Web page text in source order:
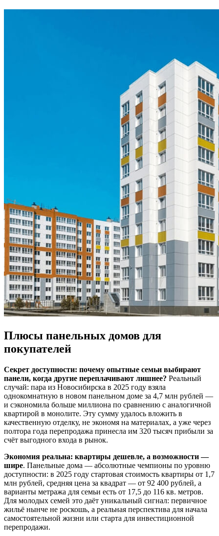
Плюсы панельных домов для
покупателей
Секрет доступности: почему опытные семьи выбирают
панели, когда другие переплачивают лишнее? Реальный
случай: пара из Новосибирска в 2025 году взяла
однокомнатную в новом панельном доме за 4,7 млн рублей —
и сэкономила больше миллиона по сравнению с аналогичной
квартирой в монолите. Эту сумму удалось вложить в
качественную отделку, не экономя на материалах, а уже через
полтора года перепродажа принесла им 320 тысяч прибыли за
счёт выгодного входа в рынок.
Экономия реальна: квартиры дешевле, а возможности —
шире. Панельные дома — абсолютные чемпионы по уровню
доступности: в 2025 году стартовая стоимость квартиры от 1,7
млн рублей, средняя цена за квадрат — от 92 400 рублей, а
варианты метража для семьи есть от 17,5 до 116 кв. метров.
Для молодых семей это даёт уникальный сигнал: первичное
жильё нынче не роскошь, а реальная перспектива для начала
самостоятельной жизни или старта для инвестиционной
перепродажи.